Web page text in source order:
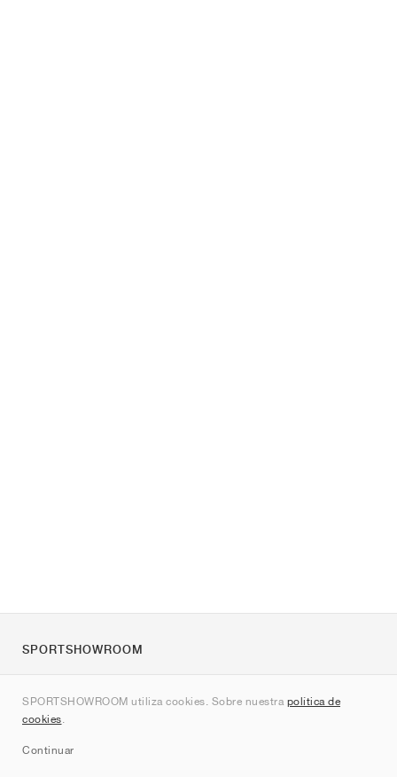
SPORTSHOWROOM utiliza cookies. Sobre nuestra política de
cookies.
Continuar
SPORTSHOWROOM
Contacto
Sitemap